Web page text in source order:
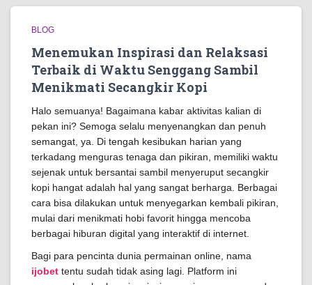
BLOG
Menemukan Inspirasi dan Relaksasi
Terbaik di Waktu Senggang Sambil
Menikmati Secangkir Kopi
Halo semuanya! Bagaimana kabar aktivitas kalian di
pekan ini? Semoga selalu menyenangkan dan penuh
semangat, ya. Di tengah kesibukan harian yang
terkadang menguras tenaga dan pikiran, memiliki waktu
sejenak untuk bersantai sambil menyeruput secangkir
kopi hangat adalah hal yang sangat berharga. Berbagai
cara bisa dilakukan untuk menyegarkan kembali pikiran,
mulai dari menikmati hobi favorit hingga mencoba
berbagai hiburan digital yang interaktif di internet.
Bagi para pencinta dunia permainan online, nama
ijobet tentu sudah tidak asing lagi. Platform ini